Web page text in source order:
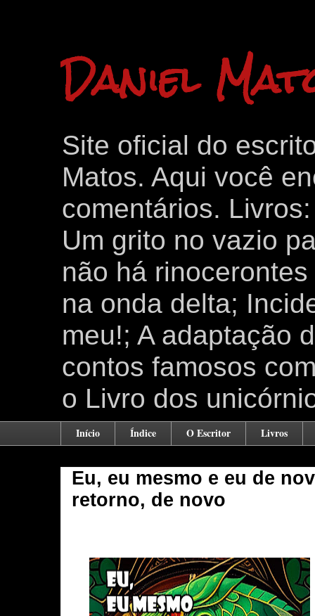
Daniel
Site oficial do
Matos. Aqui você
comentários.
Um grito no vazio
não há
na onda delta;
meu!; A adaptação
contos famosos
o Livro dos
Início Índice O Escritor Livros
Eu, eu mesmo e eu de
retorno, de novo